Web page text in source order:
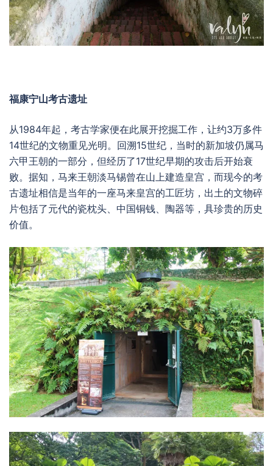
福康宁山考古遗址
从1984年起，考古学家便在此展开挖掘工作，让约3万多件
14世纪的文物重见光明。回溯15世纪，当时的新加坡仍属马
六甲王朝的一部分，但经历了17世纪早期的攻击后开始衰
败。据知，马来王朝淡马锡曾在山上建造皇宫，而现今的考
古遗址相信是当年的一座马来皇宫的工匠坊，出土的文物碎
片包括了元代的瓷枕头、中国铜钱、陶器等，具珍贵的历史
价值。